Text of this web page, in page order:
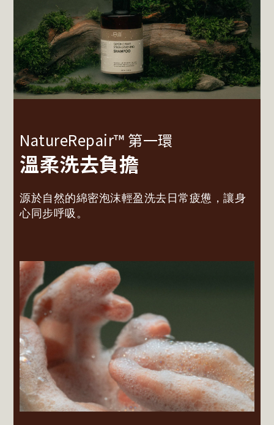
NatureRepair™ 第一環
溫柔洗去負擔
源於自然的綿密泡沫輕盈洗去日常疲憊，讓身
心同步呼吸。